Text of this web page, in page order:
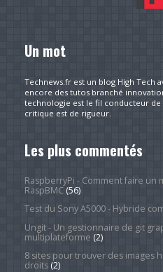
Un mot
Technews.fr est un blog High Tech
encore des tutos branché
technologie est le fil conducteur de
critique est de rigueur.
Les plus commentés
RaspberryPi - Comment faire un
RaspBMC(56)
Test du Sony A5000 - Hybride
Ungit - Un gestionnaire de git
multiplateforme (2)
8 sites pour trouver des images
droits(2)